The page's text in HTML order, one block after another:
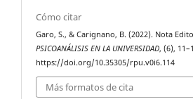
Cómo citar
Garo, S., & Carignano, B. (2022). Nota
PSICOANÁLISIS EN LA UNIVERSIDAD, (6),
https://doi.org/10.35305/rpu.v0i6.114
Más formatos de cita